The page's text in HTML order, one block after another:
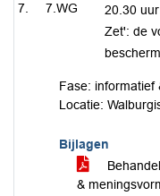
7.WG
20.30
Zet': de
Fase: informatief
Locatie:
Bijlagen
&